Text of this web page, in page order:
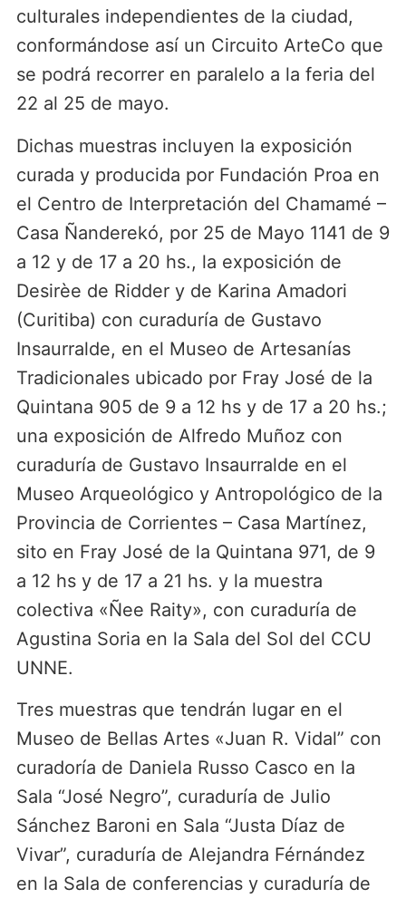
culturales independientes de la ciudad,
conformándose así un Circuito ArteCo que
se podrá recorrer en paralelo a la feria del
22 al 25 de mayo.
Dichas muestras incluyen la exposición
curada y producida por Fundación Proa en
el Centro de Interpretación del Chamamé –
Casa Ñanderekó, por 25 de Mayo 1141 de 9
a 12 y de 17 a 20 hs., la exposición de
Desirèe de Ridder y de Karina Amadori
(Curitiba) con curaduría de Gustavo
Insaurralde, en el Museo de Artesanías
Tradicionales ubicado por Fray José de la
Quintana 905 de 9 a 12 hs y de 17 a 20 hs.;
una exposición de Alfredo Muñoz con
curaduría de Gustavo Insaurralde en el
Museo Arqueológico y Antropológico de la
Provincia de Corrientes – Casa Martínez,
sito en Fray José de la Quintana 971, de 9
a 12 hs y de 17 a 21 hs. y la muestra
colectiva «Ñee Raity», con curaduría de
Agustina Soria en la Sala del Sol del CCU
UNNE.
Tres muestras que tendrán lugar en el
Museo de Bellas Artes «Juan R. Vidal” con
curadoría de Daniela Russo Casco en la
Sala “José Negro”, curaduría de Julio
Sánchez Baroni en Sala “Justa Díaz de
Vivar”, curaduría de Alejandra Férnández
en la Sala de conferencias y curaduría de